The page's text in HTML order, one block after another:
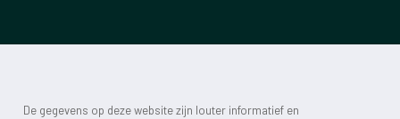
De gegevens op deze website zijn louter informatief en